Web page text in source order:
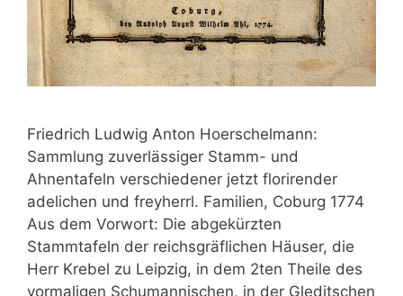
Friedrich Ludwig Anton Hoerschelmann:
Sammlung zuverlässiger Stamm- und
Ahnentafeln verschiedener jetzt florirender
adelichen und freyherrl. Familien, Coburg 1774
Aus dem Vorwort: Die abgekürzten
Stammtafeln der reichsgräflichen Häuser, die
Herr Krebel zu Leipzig, in dem 2ten Theile des
vormaligen Schumannischen, in der Gleditschen